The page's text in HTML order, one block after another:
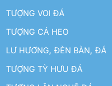
TƯỢNG VOI ĐÁ
TƯỢNG CÁ HEO
LƯ HƯƠNG, ĐÈN BÀN, ĐÁ
TƯỢNG TỲ HƯU ĐÁ